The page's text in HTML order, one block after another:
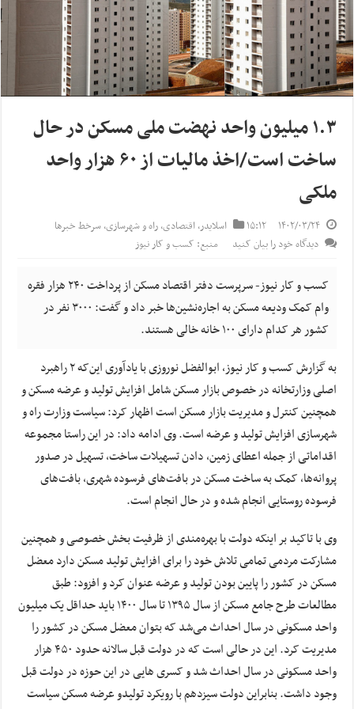
۱.۳ میلیون واحد نهضت ملی مسکن در حال
ساخت است/اخذ مالیات از ۶۰ هزار واحد
ملکی
۱۴۰۲/۰۳/۲۴ ۱۵:۱۲ اسلایدر,اقتصادی,راه و شهرسازی,سرخط خبرها
دیدگاه خود را بیان کنید
منبع: کسب و کار نیوز
کسب و کار نیوز- سرپرست دفتر اقتصاد مسکن از پرداخت ۲۴۰ هزار فقره
وام کمک ودیعه مسکن به اجاره‌نشین‌ها خبر داد و گفت: ۳۰۰۰ نفر در
کشور هر کدام دارای ۱۰۰ خانه خالی هستند.
به گزارش کسب و کار نیوز، ابوالفضل نوروزی با یادآوری این‌که ۲ راهبرد
اصلی وزارتخانه در خصوص بازار مسکن شامل افزایش تولید و عرضه مسکن و
همچنین کنترل و مدیریت بازار مسکن است اظهار کرد: سیاست وزارت راه و
شهرسازی افزایش تولید و عرضه است. وی ادامه داد: در این راستا مجموعه
اقداماتی از جمله اعطای زمین، دادن تسهیلات ساخت، تسهیل در صدور
پروانه‌ها، کمک به ساخت مسکن در بافت‌های فرسوده شهری، بافت‌های
فرسوده روستایی انجام شده و در حال انجام است.
وی با تاکید بر اینکه دولت با بهره‌مندی از ظرفیت بخش خصوصی و همچنین
مشارکت مردمی تمامی تلاش خود را برای افزایش تولید مسکن دارد معضل
مسکن در کشور را پایین بودن تولید و عرضه عنوان کرد و افزود: طبق
مطالعات طرح جامع مسکن از سال ۱۳۹۵ تا سال ۱۴۰۰ باید حداقل یک میلیون
واحد مسکونی در سال احداث می‌شد که بتوان معضل مسکن در کشور را
مدیریت کرد. این در حالی است که در دولت قبل سالانه حدود ۴۵۰ هزار
واحد مسکونی در سال احداث شد و کسری هایی در این حوزه در دولت قبل
وجود داشت. بنابراین دولت سیزدهم با رویکرد تولیدو عرضه مسکن سیاست